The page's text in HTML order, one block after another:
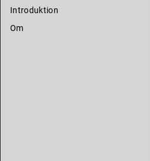
Introduktion
Om